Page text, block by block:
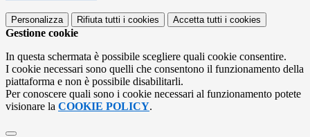
Personalizza Rifiuta tutti i cookies Accetta tutti i cookies
Gestione cookie
In questa schermata è possibile scegliere quali cookie consentire.
I cookie necessari sono quelli che consentono il funzionamento della
piattaforma e non è possibile disabilitarli.
Per conoscere quali sono i cookie necessari al funzionamento potete
visionare la COOKIE POLICY.